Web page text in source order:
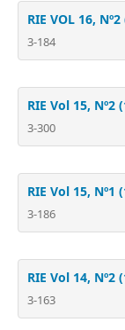
RIE VOL 16,
3-184
RIE Vol 15, Nº2
3-300
RIE Vol 15, Nº1
3-186
RIE Vol 14, Nº2
3-163